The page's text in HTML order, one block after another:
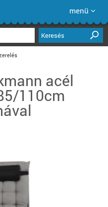
menü
Keresés
acél
110cm